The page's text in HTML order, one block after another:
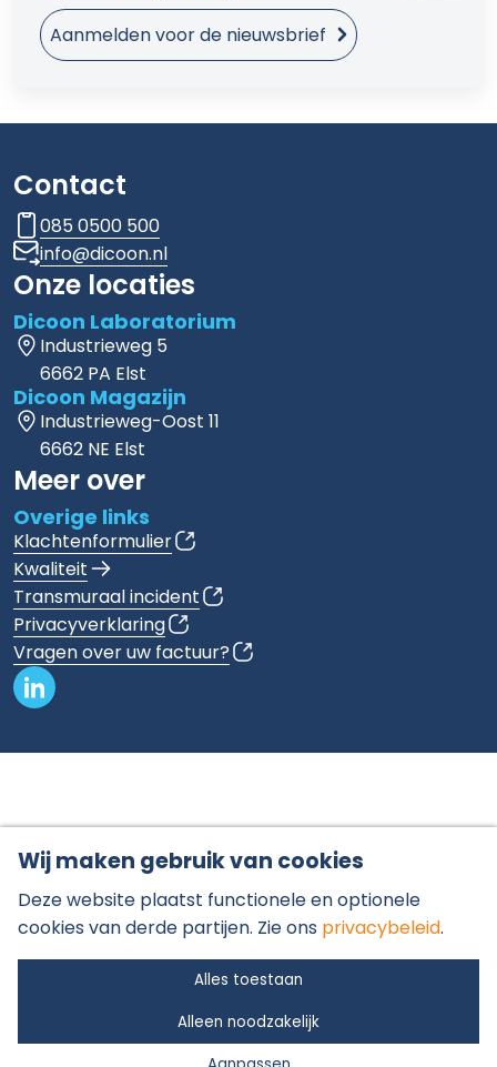
Aanmelden voor de nieuwsbrief
Contact
085 0500 500
info@dicoon.nl
Onze locaties
Dicoon Laboratorium
Industrieweg 5
6662 PA Elst
Dicoon Magazijn
Industrieweg-Oost 11
6662 NE Elst
Meer over
Overige links
Klachtenformulier
Kwaliteit
Transmuraal incident
Privacyverklaring
Vragen over uw factuur?
Wij maken gebruik van cookies
Deze website plaatst functionele en optionele
cookies van derde partijen. Zie ons privacybeleid.
Alles toestaan
Alleen noodzakelijk